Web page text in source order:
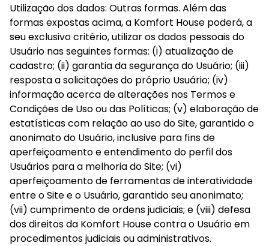
Utilização dos dados: Outras formas. Além das
formas expostas acima, a Komfort House poderá, a
seu exclusivo critério, utilizar os dados pessoais do
Usuário nas seguintes formas: (i) atualização de
cadastro; (ii) garantia da segurança do Usuário; (iii)
resposta a solicitações do próprio Usuário; (iv)
informação acerca de alterações nos Termos e
Condições de Uso ou das Políticas; (v) elaboração de
estatísticas com relação ao uso do Site, garantido o
anonimato do Usuário, inclusive para fins de
aperfeiçoamento e entendimento do perfil dos
Usuários para a melhoria do Site; (vi)
aperfeiçoamento de ferramentas de interatividade
entre o Site e o Usuário, garantido seu anonimato;
(vii) cumprimento de ordens judiciais; e (viii) defesa
dos direitos da Komfort House contra o Usuário em
procedimentos judiciais ou administrativos.